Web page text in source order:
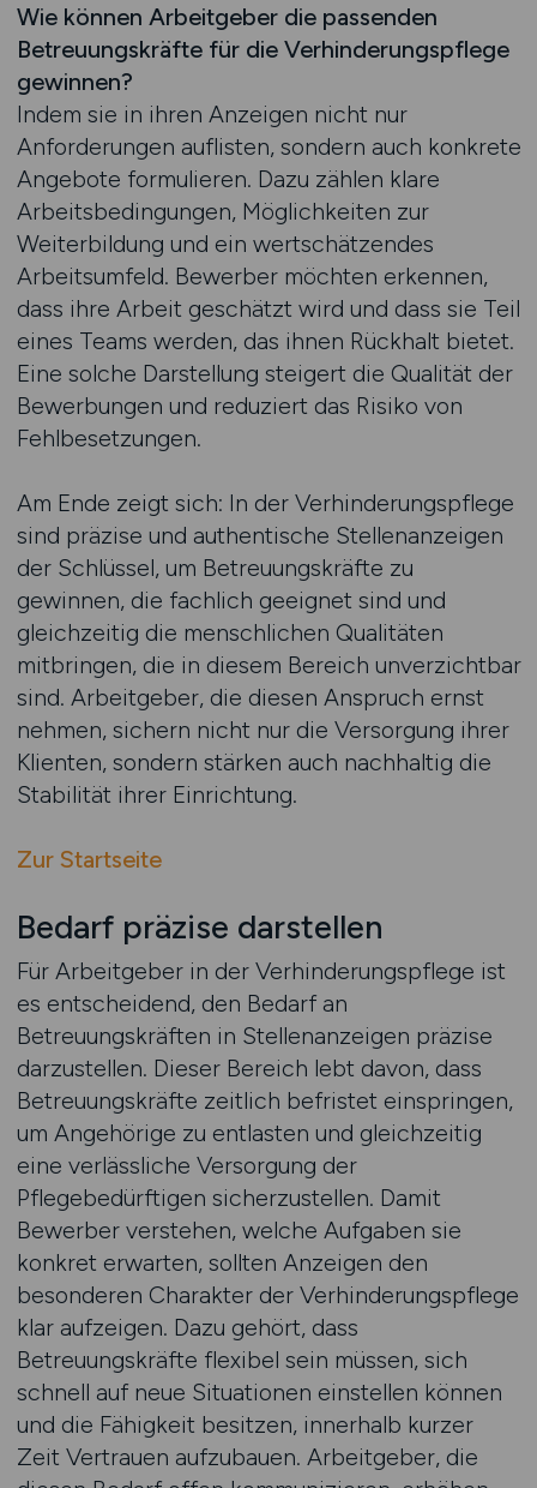
Wie können Arbeitgeber die passenden
Betreuungskräfte für die Verhinderungspflege
gewinnen?
Indem sie in ihren Anzeigen nicht nur
Anforderungen auflisten, sondern auch konkrete
Angebote formulieren. Dazu zählen klare
Arbeitsbedingungen, Möglichkeiten zur
Weiterbildung und ein wertschätzendes
Arbeitsumfeld. Bewerber möchten erkennen,
dass ihre Arbeit geschätzt wird und dass sie Teil
eines Teams werden, das ihnen Rückhalt bietet.
Eine solche Darstellung steigert die Qualität der
Bewerbungen und reduziert das Risiko von
Fehlbesetzungen.
Am Ende zeigt sich: In der Verhinderungspflege
sind präzise und authentische Stellenanzeigen
der Schlüssel, um Betreuungskräfte zu
gewinnen, die fachlich geeignet sind und
gleichzeitig die menschlichen Qualitäten
mitbringen, die in diesem Bereich unverzichtbar
sind. Arbeitgeber, die diesen Anspruch ernst
nehmen, sichern nicht nur die Versorgung ihrer
Klienten, sondern stärken auch nachhaltig die
Stabilität ihrer Einrichtung.
Zur Startseite
Bedarf präzise darstellen
Für Arbeitgeber in der Verhinderungspflege ist
es entscheidend, den Bedarf an
Betreuungskräften in Stellenanzeigen präzise
darzustellen. Dieser Bereich lebt davon, dass
Betreuungskräfte zeitlich befristet einspringen,
um Angehörige zu entlasten und gleichzeitig
eine verlässliche Versorgung der
Pflegebedürftigen sicherzustellen. Damit
Bewerber verstehen, welche Aufgaben sie
konkret erwarten, sollten Anzeigen den
besonderen Charakter der Verhinderungspflege
klar aufzeigen. Dazu gehört, dass
Betreuungskräfte flexibel sein müssen, sich
schnell auf neue Situationen einstellen können
und die Fähigkeit besitzen, innerhalb kurzer
Zeit Vertrauen aufzubauen. Arbeitgeber, die